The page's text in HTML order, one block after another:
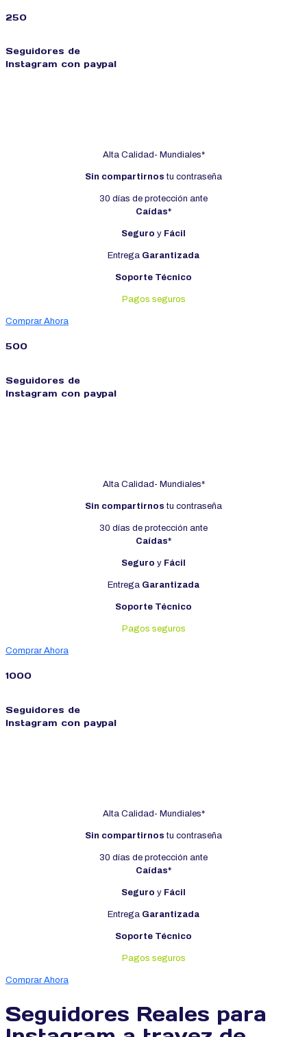
250
Seguidores de
Instagram con paypal
Alta Calidad- Mundiales*
Sin compartirnos tu contraseña
30 días de protección ante
Caídas*
Seguro y Fácil
Entrega Garantizada
Soporte Técnico
Pagos seguros
Comprar Ahora
500
Seguidores de
Instagram con paypal
Alta Calidad- Mundiales*
Sin compartirnos tu contraseña
30 días de protección ante
Caídas*
Seguro y Fácil
Entrega Garantizada
Soporte Técnico
Pagos seguros
Comprar Ahora
1000
Seguidores de
Instagram con paypal
Alta Calidad- Mundiales*
Sin compartirnos tu contraseña
30 días de protección ante
Caídas*
Seguro y Fácil
Entrega Garantizada
Soporte Técnico
Pagos seguros
Comprar Ahora
Seguidores Reales para